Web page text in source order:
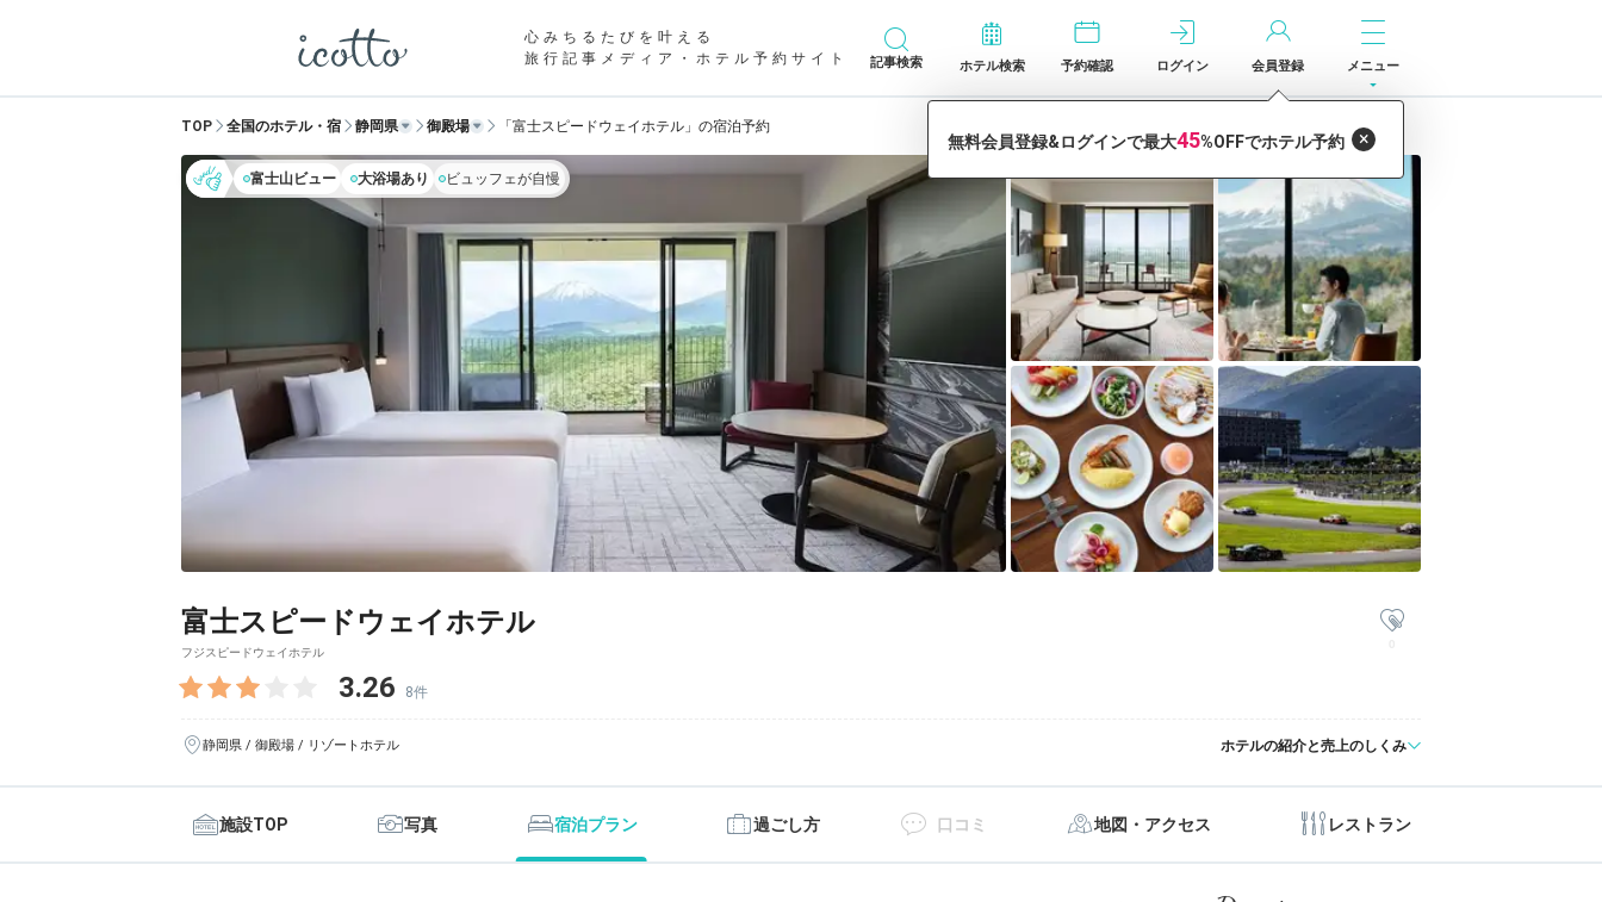
心みちるたびを叶える
旅行記事メディア・ホテル予約サイト
記事検索 ホテル検索 予約確認 ログイン 会員登録 メニュー
TOP 全国のホテル・宿 静岡県 御殿場 「富士スピードウェイホテル」の宿泊予約
富士山ビュー 大浴場あり ビュッフェが自慢
富士スピードウェイホテル
フジスピードウェイホテル
3.26 8件
静岡県 / 御殿場 / リゾートホテル ホテルの紹介と売上のしくみ
施設TOP 写真 宿泊プラン 過ごし方 口コミ 地図・アクセス レストラン